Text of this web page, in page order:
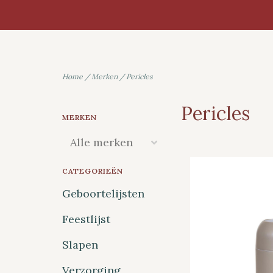
Home /Merken/Pericles
MERKEN
CATEGORIEËN
Geboortelijsten
Feestlijst
Slapen
Pericles